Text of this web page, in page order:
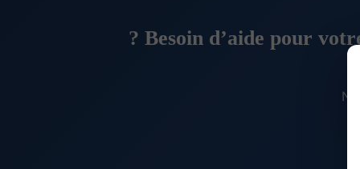
Besoin d’aide pour